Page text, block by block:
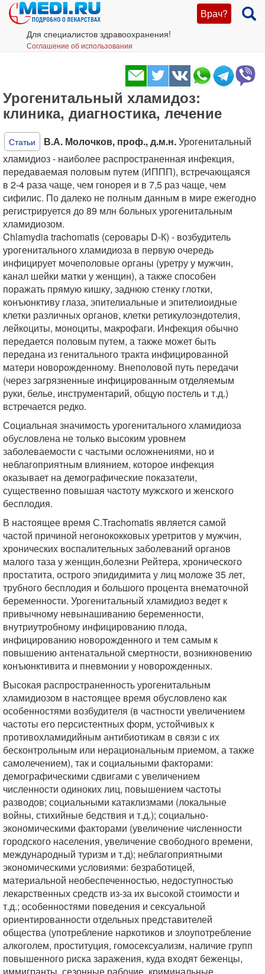
Врач?
Для специалистов здравоохранения!
Соглашение об использовании
Урогенитальный хламидоз:
клиника, диагностика, лечение
Статьи В.А. Молочков, проф., д.м.н.Урогенитальный
хламидиоз - наиболее распространенная инфекция,
передаваемая половым путем (ИППП), встречающаяся
в 2-4 раза чаще, чем гонорея и в 7,5 раз чаще, чем
сифилис. По далеко не полным данным в мире ежегодно
регистрируется до 89 млн больных урогенитальным
хламидиозом.
Chlamydia trachomatis (серовары D-К) - возбудитель
урогенитального хламидиоза в первую очередь
инфицирует мочеполовые органы (уретру у мужчин,
канал шейки матки у женщин), а также способен
поражать прямую кишку, заднюю стенку глотки,
конъюнктиву глаза, эпителиальные и эпителиоидные
клетки различных органов, клетки ретикулоэндотелия,
лейкоциты, моноциты, макрофаги. Инфекция обычно
передается половым путем, а также может быть
передана из генитального тракта инфицированной
матери новорожденному. Внеполовой путь передачи
(через загрязненные инфицированным отделяемым
руки, белье, инструментарий, общую постель и т.д.)
встречается редко.
Социальная значимость урогенитального хламидиоза
обусловлена не только высоким уровнем
заболеваемости с частыми осложнениями, но и
неблагоприятным влиянием, которое инфекция
оказывает на демографические показатели,
существенно повышая частоту мужского и женского
бесплодия.
В настоящее время С.Trachomatis является самой
частой причиной негонококковых уретритов у мужчин,
хронических воспалительных заболеваний органов
малого таза у женщин,болезни Рейтера, хронического
простатита, острого эпидидимита у лиц моложе 35 лет,
трубного бесплодия и большого процента внематочной
беременности. Урогенитальный хламидиоз ведет к
привычному невынашиванию беременности,
внутриутробному инфицированию плода,
инфицированию новорожденного и тем самым к
повышению антенатальной смертности, возникновению
конъюнктивита и пневмонии у новорожденных.
Высокая распространенность урогенитальным
хламидиозом в настоящее время обусловлено как
особенностями возбудителя (в частности увеличением
частоты его персистентных форм, устойчивых к
противохламидийным антибиотикам в связи с их
бесконтрольным или нерациональным приемом, а также
самолечением), так и социальными факторами:
демографическими сдвигами с увеличением
численности одиноких лиц, повышением частоты
разводов; социальными катаклизмами (локальные
войны, стихийные бедствия и т.д.); социально-
экономическими факторами (увеличение численности
городского населения, увеличение свободного времени,
международный туризм и т.д); неблагоприятными
экономическими условиями: безработицей,
материальной необеспеченностью, недоступностью
лекарственных средств из-за их высокой стоимости и
т.д.; особенностями поведения и сексуальной
ориентированности отдельных представителей
общества (употребление наркотиков и злоупотребление
алкоголем, проституция, гомосексуализм, наличие групп
повышенного риска заражения, куда входят беженцы,